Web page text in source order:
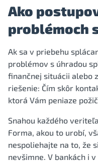
Ako
problémoch
Ak sa v priebehu
problémov s úhradou
finančnej situácii alebo
riešenie: Čím skôr
ktorá Vám peniaze
Snahou každého
Forma, akou to urobí,
nespoliehajte na to, že
nevšimne. V bankách i